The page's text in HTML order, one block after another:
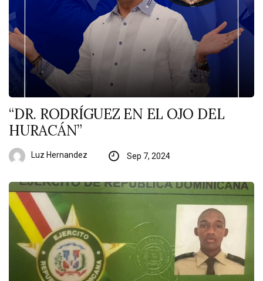
“DR. RODRÍGUEZ EN EL OJO DEL
HURACÁN”
Luz Hernandez Sep 7, 2024